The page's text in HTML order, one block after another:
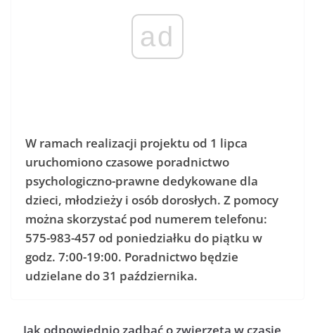
ad
W ramach realizacji projektu od 1 lipca
uruchomiono czasowe poradnictwo
psychologiczno-prawne dedykowane dla
dzieci, młodzieży i osób dorosłych. Z pomocy
można skorzystać pod numerem telefonu:
575-983-457 od poniedziałku do piątku w
godz. 7:00-19:00. Poradnictwo będzie
udzielane do 31 października.
Jak odpowiednio zadbać o zwierzęta w czasie